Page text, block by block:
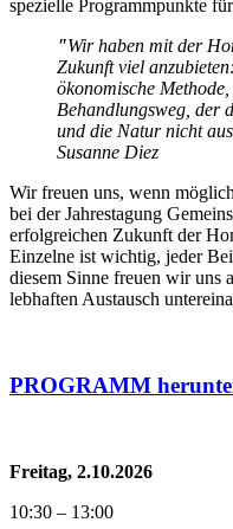
spezielle Programmpunkte
"Wir haben mit der
Zukunft viel
ökonomische
Behandlungsweg, der
und die Natur nicht
Susanne Diez
Wir freuen uns, wenn
bei der Jahrestagung
erfolgreichen Zukunft der
Einzelne ist wichtig, jeder
diesem Sinne freuen wir uns
lebhaften Austausch
PROGRAMM
Freitag, 2.10.2026
10:30 – 13:00